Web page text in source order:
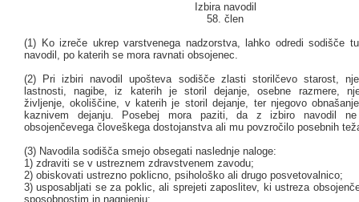
Izbira navodil
58. člen
(1) Ko izreče ukrep varstvenega nadzorstva, lahko odredi sodišče
navodil, po katerih se mora ravnati obsojenec.
(2) Pri izbiri navodil upošteva sodišče zlasti storilčevo starost,
lastnosti, nagibe, iz katerih je storil dejanje, osebne razmere,
življenje, okoliščine, v katerih je storil dejanje, ter njegovo
kaznivem dejanju. Posebej mora paziti, da z izbiro navodil
obsojenčevega človeškega dostojanstva ali mu povzročilo posebnih
(3) Navodila sodišča smejo obsegati naslednje naloge:
1) zdraviti se v ustreznem zdravstvenem zavodu;
2) obiskovati ustrezno poklicno, psihološko ali drugo posvetovalnico;
3) usposabljati se za poklic, ali sprejeti zaposlitev, ki ustreza
sposobnostim in nagnjenju;